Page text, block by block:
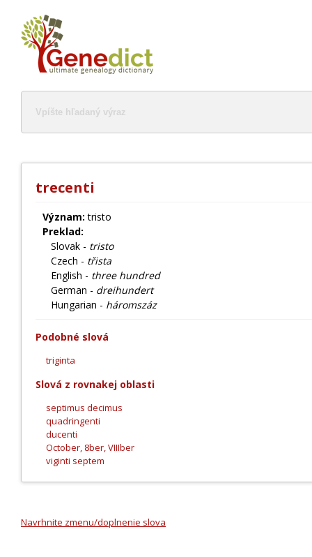
trecenti
Význam: tristo
Preklad:
Slovak - tristo
Czech - třista
English - three hundred
German - dreihundert
Hungarian - háromszáz
Podobné slová
triginta
Slová z rovnakej oblasti
septimus decimus
quadringenti
ducenti
October, 8ber, VIIIber
viginti septem
Navrhnite zmenu/doplnenie slova